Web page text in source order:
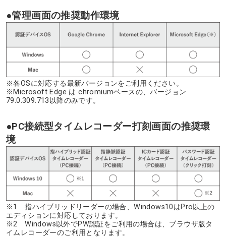
●管理画面の推奨動作環境
※各OSに対応する最新バージョンをご利用ください。
※Microsoft Edge は chromiumベースの、バージョン
79.0.309.713以降のみです。
●PC接続型タイムレコーダー打刻画面の推奨環
境
※1 指ハイブリッドリーダーの場合、Windows10はPro以上の
エディションに対応しております。
※2 Windows以外でPW認証をご利用の場合は、ブラウザ版タ
イムレコーダーのご利用となります。